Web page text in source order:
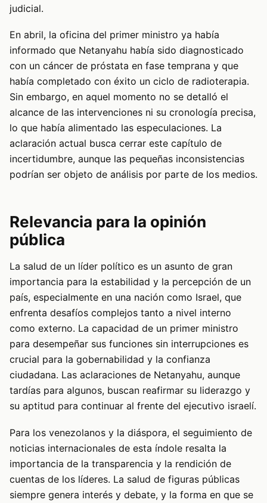
judicial.
En abril, la oficina del primer ministro ya había
informado que Netanyahu había sido diagnosticado
con un cáncer de próstata en fase temprana y que
había completado con éxito un ciclo de radioterapia.
Sin embargo, en aquel momento no se detalló el
alcance de las intervenciones ni su cronología precisa,
lo que había alimentado las especulaciones. La
aclaración actual busca cerrar este capítulo de
incertidumbre, aunque las pequeñas inconsistencias
podrían ser objeto de análisis por parte de los medios.
Relevancia para la opinión
pública
La salud de un líder político es un asunto de gran
importancia para la estabilidad y la percepción de un
país, especialmente en una nación como Israel, que
enfrenta desafíos complejos tanto a nivel interno
como externo. La capacidad de un primer ministro
para desempeñar sus funciones sin interrupciones es
crucial para la gobernabilidad y la confianza
ciudadana. Las aclaraciones de Netanyahu, aunque
tardías para algunos, buscan reafirmar su liderazgo y
su aptitud para continuar al frente del ejecutivo israelí.
Para los venezolanos y la diáspora, el seguimiento de
noticias internacionales de esta índole resalta la
importancia de la transparencia y la rendición de
cuentas de los líderes. La salud de figuras públicas
siempre genera interés y debate, y la forma en que se